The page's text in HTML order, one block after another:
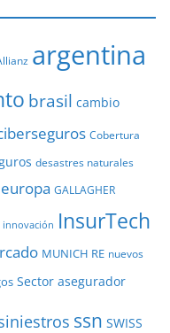
argentina
brasil cambio
Cobertura
desastres naturales
europa GALLAGHER
innovación InsurTech
MUNICH RE nuevos
Sector asegurador
ssn SWISS